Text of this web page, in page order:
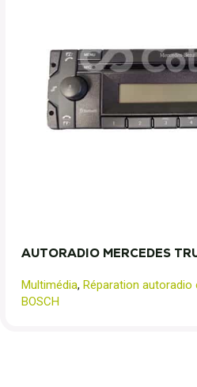
AUTORADIO MERCEDES
Multimédia, Réparation autoradio
BOSCH